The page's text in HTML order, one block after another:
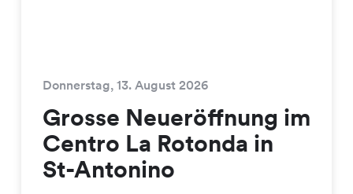
Donnerstag, 13. August 2026
Grosse Neueröffnung im
Centro La Rotonda in
St-Antonino